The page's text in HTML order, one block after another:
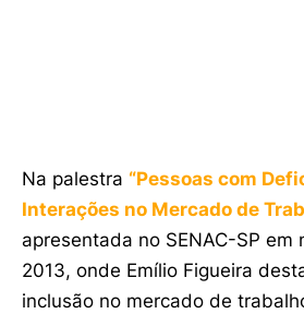
Na palestra “Pessoas com
Interações no Mercado de
apresentada no SENAC-SP em
2013, onde Emílio Figueira
inclusão no mercado de